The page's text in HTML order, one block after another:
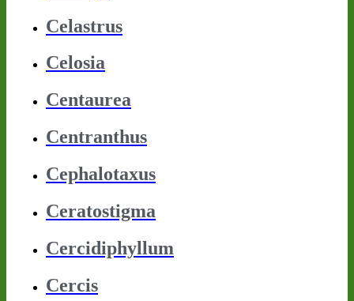
Celastrus
Celosia
Centaurea
Centranthus
Cephalotaxus
Ceratostigma
Cercidiphyllum
Cercis